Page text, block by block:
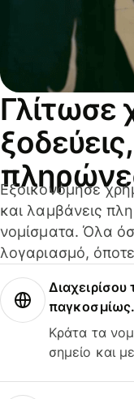
Γλίτωσε
Εξοικονόμησε
και λαμβάνεις
νομίσματα. Όλα
λογαριασμό,
παγκοσμίως.
Κράτα τα
σημείο και